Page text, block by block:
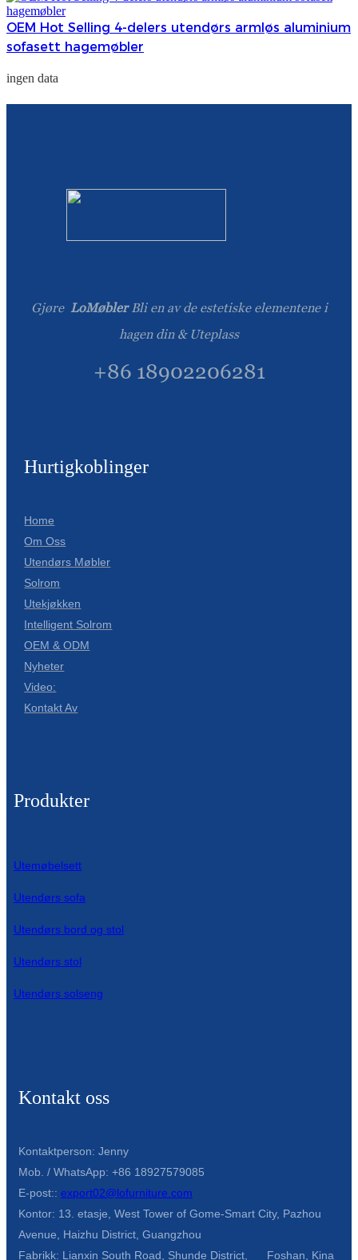
OEM Hot Selling 4-delers utendørs armløs aluminium
sofasett hagemøbler
ingen data
Gjøre LoMøblerBli en av de estetiske elementene i
hagen din & Uteplass
+86 18902206281
Hurtigkoblinger
Home
Om Oss
Utendørs Møbler
Solrom
Utekjøkken
Intelligent Solrom
OEM & ODM
Nyheter
Video:
Kontakt Av
Produkter
Utemøbelsett
Utendørs sofa
Utendørs bord og stol
Utendørs stol
Utendørs solseng
Kontakt oss
Kontaktperson: Jenny
Mob. / WhatsApp: +86 18927579085
E-post:: export02@lofurniture.com
Kontor: 13. etasje, West Tower of Gome-Smart City, Pazhou
Avenue, Haizhu District, Guangzhou
Fabrikk: Lianxin South Road, Shunde District, Foshan, Kina